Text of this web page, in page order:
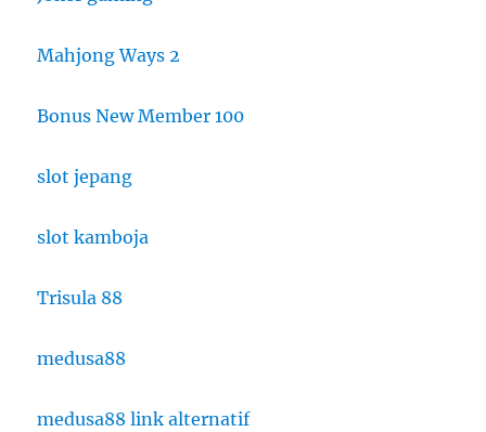
Mahjong Ways 2
Bonus New Member 100
slot jepang
slot kamboja
Trisula 88
medusa88
medusa88 link alternatif